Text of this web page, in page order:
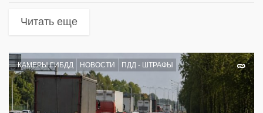
Читать еще
КАМЕРЫ ГИБДД НОВОСТИ ПДД - ШТРАФЫ